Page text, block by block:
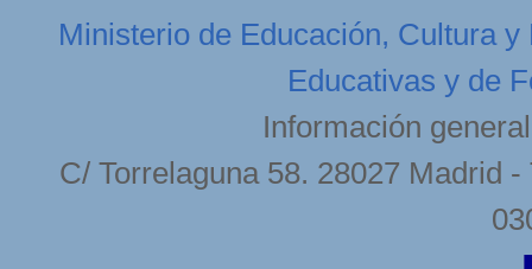
Ministerio de Educación, Cultura y
Educativas y de
Información
C/ Torrelaguna 58. 28027 Madrid